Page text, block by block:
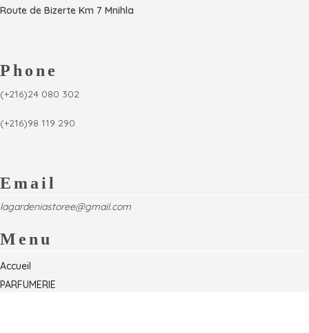
Route de Bizerte Km 7 Mnihla
Phone
(+216)24 080 302
(+216)98 119 290
Email
lagardeniastoree@gmail.com
Menu
Accueil
PARFUMERIE